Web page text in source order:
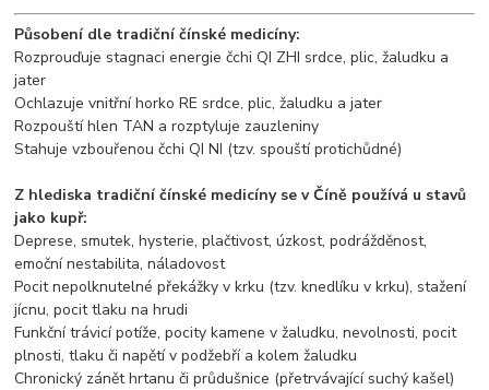
Působení dle tradiční čínské medicíny:
Rozprouďuje stagnaci energie čchi QI ZHI srdce, plic, žaludku a
jater
Ochlazuje vnitřní horko RE srdce, plic, žaludku a jater
Rozpouští hlen TAN a rozptyluje zauzleniny
Stahuje vzbouřenou čchi QI NI (tzv. spouští protichůdné)
Z hlediska tradiční čínské medicíny se v Číně používá u stavů
jako kupř:
Deprese, smutek, hysterie, plačtivost, úzkost, podrážděnost,
emoční nestabilita, náladovost
Pocit nepolknutelné překážky v krku (tzv. knedlíku v krku), stažení
jícnu, pocit tlaku na hrudi
Funkční trávicí potíže, pocity kamene v žaludku, nevolnosti, pocit
plnosti, tlaku či napětí v podžebří a kolem žaludku
Chronický zánět hrtanu či průdušnice (přetrvávající suchý kašel)